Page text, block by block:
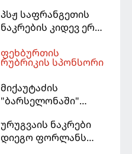
ჩააბარეს
პსჟ საფრანგეთის
ნაკრების კიდევ ერთი
დამატებას გეგმავს
ფეხბურთის
რუბრიკის სპონსორი
მიქაუტაძის
"ბარსელონაში"
უფრო რეალური
ხდება - რაზე ესაუბრა
ურუგვაის ნაკრები
დიეგო ფორლანს